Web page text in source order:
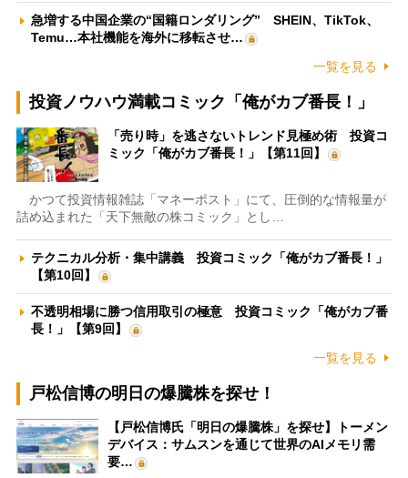
急増する中国企業の“国籍ロンダリング” SHEIN、TikTok、
Temu…本社機能を海外に移転させ…
一覧を見る
投資ノウハウ満載コミック「俺がカブ番長！」
「売り時」を逃さないトレンド見極め術 投資コ
ミック「俺がカブ番長！」【第11回】
かつて投資情報雑誌「マネーポスト」にて、圧倒的な情報量が
詰め込まれた「天下無敵の株コミック」とし…
テクニカル分析・集中講義 投資コミック「俺がカブ番長！」
【第10回】
不透明相場に勝つ信用取引の極意 投資コミック「俺がカブ番
長！」【第9回】
一覧を見る
戸松信博の明日の爆騰株を探せ！
【戸松信博氏「明日の爆騰株」を探せ】トーメン
デバイス：サムスンを通じて世界のAIメモリ需
要…